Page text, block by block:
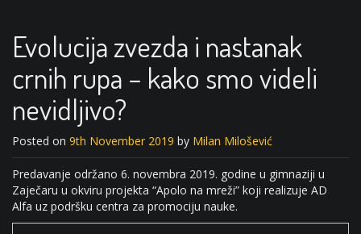
Evolucija zvezda i nastanak
crnih rupa – kako smo videli
nevidljivo?
Posted on 9th November 2019 by Milan Milošević
Predavanje održano 6. novembra 2019. godine u gimnaziji u
Zaječaru u okviru projekta “Apolo na mreži” koji realizuje AD
Alfa uz podršku centra za promociju nauke.